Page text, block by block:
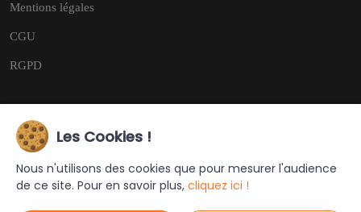
Mentions légales
CGU
RGPD
Copyright © 2026
Ce site a été créé et est géré par Turing Web
Les Cookies !
Nous n'utilisons des cookies que pour mesurer l'audience
de ce site. Pour en savoir plus, cliquez ici !